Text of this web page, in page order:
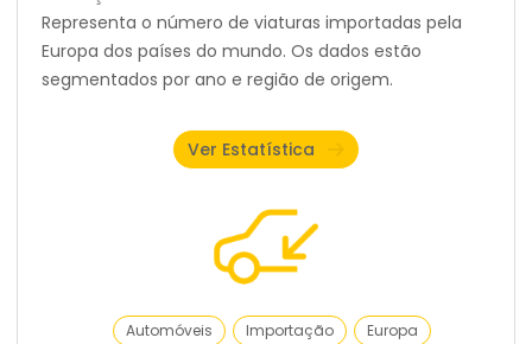
Representa o número de viaturas importadas pela
Europa dos países do mundo. Os dados estão
segmentados por ano e região de origem.
Ver Estatística
Automóveis Importação Europa